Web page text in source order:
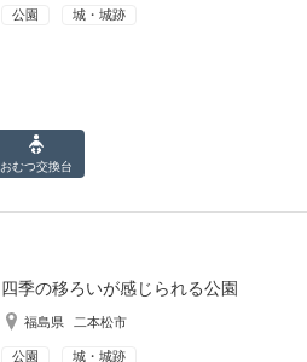
公園 城・城跡
おむつ交換台
四季の移ろいが感じられる公園
福島県 二本松市
公園 城・城跡